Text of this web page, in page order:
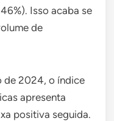
Isso acaba se
de
de 2024, o índice
apresenta
positiva seguida.